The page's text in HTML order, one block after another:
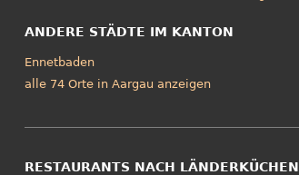
ANDERE STÄDTE IM KANTON
Ennetbaden
alle 74 Orte in Aargau anzeigen
RESTAURANTS NACH LÄNDERKÜCHEN